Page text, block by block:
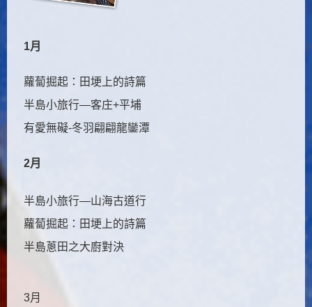
1月
蘿蔔掘起：田埂上的詩篇
半島小旅行—客庄+平埔
有愛無礙-冬羽翩翩龍鑾潭
2月
半島小旅行—山海古道行
蘿蔔掘起：田埂上的詩篇
半島蔥田之大廚對決
3月